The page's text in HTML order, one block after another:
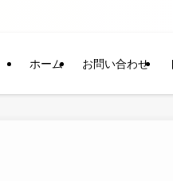
ホーム お問い合わせ